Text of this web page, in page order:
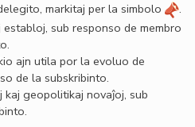
markitaj per la simbolo
.
sub responso de membro
ajn utila por la evoluo de
de la subskribinto.
kaj geopolitikaj novaĵoj, sub